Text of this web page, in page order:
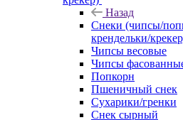
Назад
Снеки (чипсы/
крендельки/
Чипсы весовые
Чипсы
Попкорн
Пшеничный снек
Сухарики/гренки
Снек сырный